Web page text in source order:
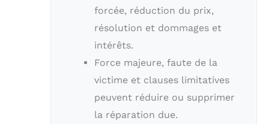
forcée, réduction du prix,
résolution et dommages et
intérêts.
Force majeure, faute de la
victime et clauses limitatives
peuvent réduire ou supprimer
la réparation due.